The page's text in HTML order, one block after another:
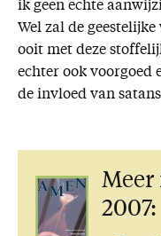
ik geen echte
Wel zal de
ooit met deze
echter ook voorgoed
de invloed van
Meer
2007: